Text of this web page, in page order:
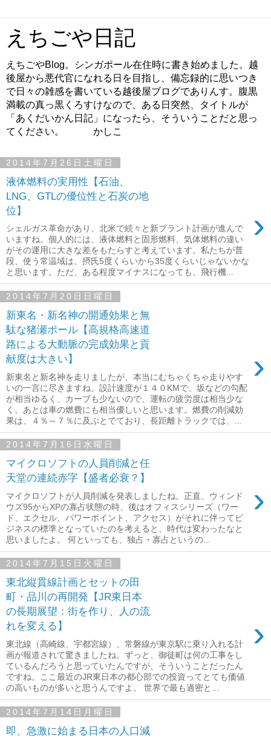
えちごや日記
えちごやBlog。シンガポール在住時に書き始めました。越
後屋から悪代官になれる日を目指し、備忘録的に思いつき
で日々の雑感を書いている越後屋ブログでありんす。腹黒
満載の真っ黒くろすけなので、ある日突然、タイトルが
「あくだいかん日記」になったら、そういうことだと思っ
てください。 かしこ
2014年7月26日土曜日
液体燃料の実用性【石油、
LNG、GTLの優位性と石炭の地
位】
›
シェルガス革命があり、北米で続々と新プラント計画が進んで
いますね。個人的には、液体燃料と固形燃料、気体燃料の違い
がその運用に大きな差をもたらすと考えています。私たちが普
段、使う常温域は、摂氏5度くらいから35度くらいじゃないかな
と思います。ただ、ある程度マイナスになっても、飛行機...
2014年7月20日日曜日
新東名・新名神の開通効果と無
駄な猪瀬ポール【高規格高速道
路による大動脈の完成効果と貢
献度は大きい】
›
新東名と新名神を走りましたが、本当にむちゃくちゃ走りやす
いの一言に尽きますね。設計速度が１４０KMで、坂などの勾配
が相当ゆるく、カーブも少ないので、運転の疲労度は相当少な
く、あとは車の燃費にも相当優しいと思います。燃費の削減効
果は、４％～７％に及ぶとでており、長距離トラックでは、...
2014年7月16日水曜日
マイクロソフトの人員削減と任
天堂の連続赤字【盛者必衰？】
›
マイクロソフトが人員削減を発表しましたね。正直、ウィンド
ウズ95からXPの寡占状態の時、後はオフィスシリーズ（ワー
ド、エクセル、パワーポイント、アクセス）がそれに伴ってビ
ジネスの標準となっていたのを考えると、時代は変わったなと
思いましたよ。 何といっても、独占・寡占というの...
2014年7月15日火曜日
東北縦貫線計画とセットの田
町・品川の再開発【JR東日本
の長期展望：街を作り、人の流
れを変える】
›
東北線（高崎線、宇都宮線）、常磐線が東京駅に乗り入れる計
画が報道されて驚きましたね。ずっと、御徒町は何の工事をし
ているんだろうと思っていたんですが、そういうことだったん
ですね。ここ最近のJR東日本の都心部での投資ってとても価値
の高いものが多いと思うんですよ。 世界で最も過密と...
2014年7月14日月曜日
即、急激に始まる日本の人口減